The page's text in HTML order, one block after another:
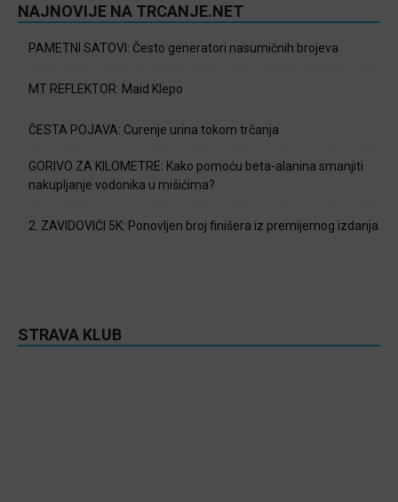
NAJNOVIJE NA TRCANJE.NET
PAMETNI SATOVI: Često generatori nasumičnih brojeva
MT REFLEKTOR: Maid Klepo
ČESTA POJAVA: Curenje urina tokom trčanja
GORIVO ZA KILOMETRE: Kako pomoću beta-alanina smanjiti
nakupljanje vodonika u mišićima?
2. ZAVIDOVIĆI 5K: Ponovljen broj finišera iz premijernog izdanja
STRAVA KLUB